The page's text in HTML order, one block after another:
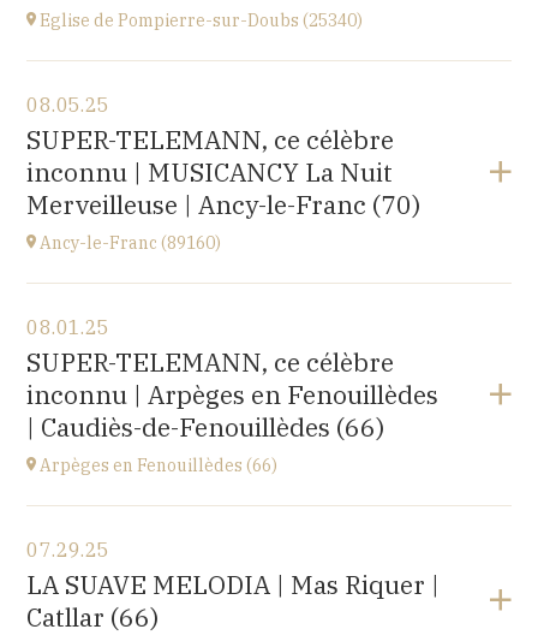
Eglise de Pompierre-sur-Doubs (25340)
Eglise de Pompierre-sur-Doubs (25340)
3 chemin de l'église
at20H00
08.05.25
SUPER-TELEMANN, ce célèbre
inconnu | MUSICANCY La Nuit
Merveilleuse | Ancy-le-Franc (70)
Ancy-le-Franc (89160)
Ancy-le-Franc (89160)
Le Château d’Ancy-le-Franc, 18 Place Clermont-
Tonnerre, 89160 Ancy-le-Franc
at20H00
08.01.25
SUPER-TELEMANN, ce célèbre
inconnu | Arpèges en Fenouillèdes
| Caudiès-de-Fenouillèdes (66)
Arpèges en Fenouillèdes (66)
Estivales
at18H00
Buy your tickets
07.29.25
LA SUAVE MELODIA | Mas Riquer |
Catllar (66)